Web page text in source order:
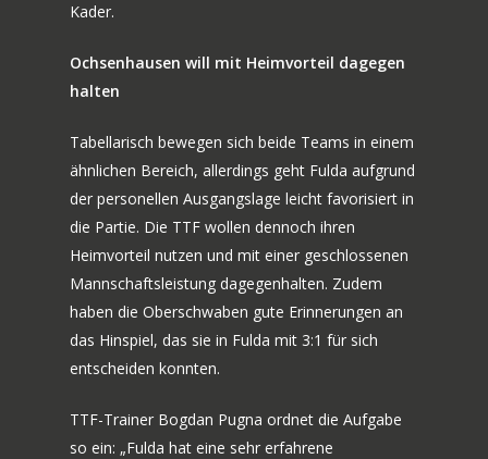
Kader.
Ochsenhausen will mit Heimvorteil dagegen
halten
Tabellarisch bewegen sich beide Teams in einem
ähnlichen Bereich, allerdings geht Fulda aufgrund
der personellen Ausgangslage leicht favorisiert in
die Partie. Die TTF wollen dennoch ihren
Heimvorteil nutzen und mit einer geschlossenen
Mannschaftsleistung dagegenhalten. Zudem
haben die Oberschwaben gute Erinnerungen an
das Hinspiel, das sie in Fulda mit 3:1 für sich
entscheiden konnten.
TTF-Trainer Bogdan Pugna ordnet die Aufgabe
so ein: „Fulda hat eine sehr erfahrene